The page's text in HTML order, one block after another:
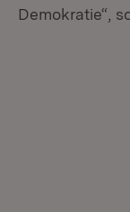
Demokratie“,